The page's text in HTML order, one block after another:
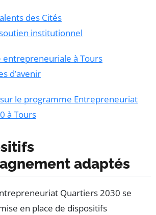
des Cités
institutionnel
entrepreneuriale à Tours
d’avenir
le programme Entrepreneuriat
à Tours
adaptés
Quartiers 2030 se
en place de dispositifs